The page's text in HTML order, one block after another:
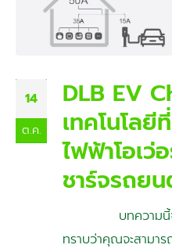
14
ต.ค.
DLB EV
เทคโนโล
ไฟฟ้าโอเว่
ชาร์จรถย
บทความนี้จะอ
ทราบว่าคุณจะสามา